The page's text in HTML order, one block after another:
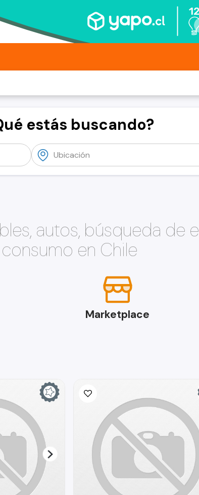
estás buscando?
autos, búsqueda de
consumo en Chile
Marketplace